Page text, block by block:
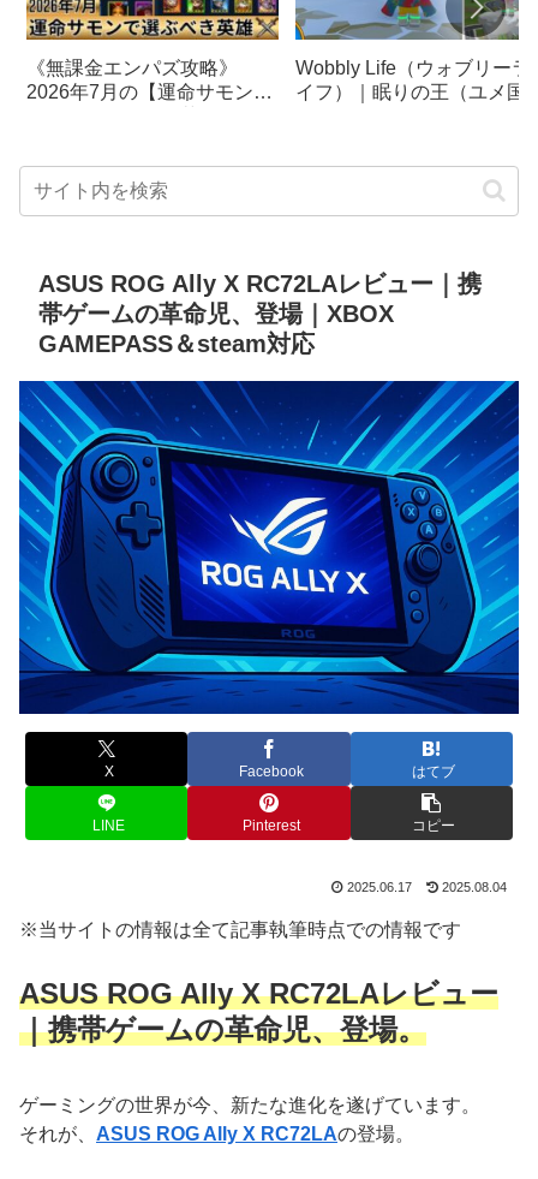
《無課金エンパズ攻略》
2026年7月の【運命サモン】
Wobbly Life（ウォブリーラ
イフ）｜眠りの王（ユメ国
ASUS ROG Ally X RC72LAレビュー｜携
帯ゲームの革命児、登場｜XBOX
GAMEPASS＆steam対応
X Facebook はてブ
LINE Pinterest コピー
2025.06.17 2025.08.04
※当サイトの情報は全て記事執筆時点での情報です
ASUS ROG Ally X RC72LAレビュー
｜携帯ゲームの革命児、登場。
ゲーミングの世界が今、新たな進化を遂げています。
それが、 ASUS ROG Ally X RC72LAの登場。